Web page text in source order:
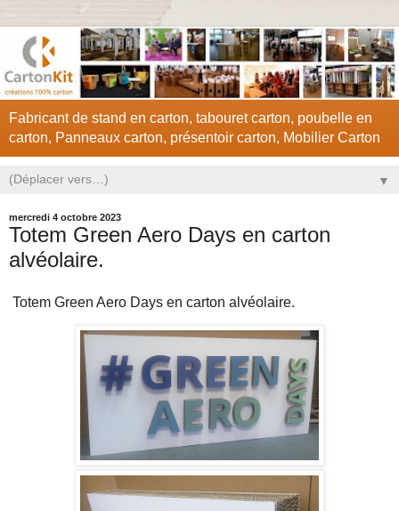
Fabricant de stand en carton, tabouret carton, poubelle en
carton, Panneaux carton, présentoir carton, Mobilier Carton
▼
mercredi 4 octobre 2023
Totem Green Aero Days en carton
alvéolaire.
Totem Green Aero Days en carton alvéolaire.